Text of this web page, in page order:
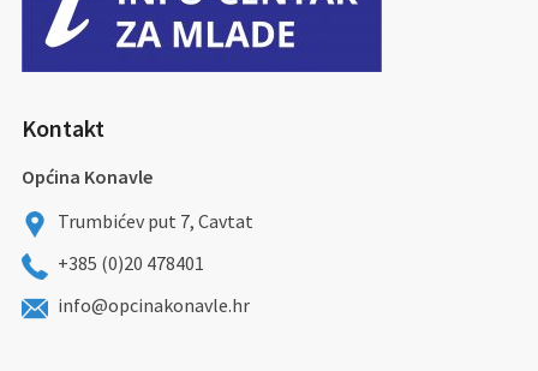
Kontakt
Općina Konavle
Trumbićev put 7, Cavtat
+385 (0)20 478401
info@opcinakonavle.hr